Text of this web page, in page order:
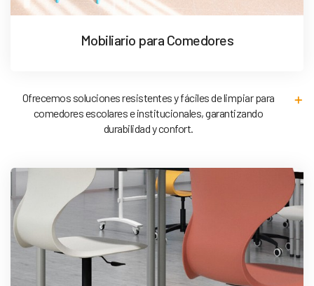
Mobiliario para Comedores
Ofrecemos soluciones resistentes y fáciles de limpiar para
comedores escolares e institucionales, garantizando
durabilidad y confort.